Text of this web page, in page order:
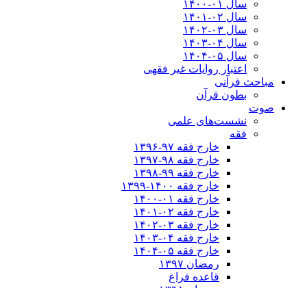
سال ۰۱-۱۴۰۰
سال ۰۲-۱۴۰۱
سال ۰۳-۱۴۰۲
سال ۰۴-۱۴۰۳
سال ۰۵-۱۴۰۴
اعتبار روایات غیر فقهی
مباحث قرآنی
بطون قرآن
صوت
نشست‌های علمی
فقه
خارج فقه ۹۷-۱۳۹۶
خارج فقه ۹۸-۱۳۹۷
خارج فقه ۹۹-۱۳۹۸
خارج فقه ۱۴۰۰-۱۳۹۹
خارج فقه ۰۱-۱۴۰۰
خارج فقه ۰۲-۱۴۰۱
خارج فقه ۰۳-۱۴۰۲
خارج فقه ۰۴-۱۴۰۳
خارج فقه ۰۵-۱۴۰۴
رمضان ۱۳۹۷
قاعده فراغ